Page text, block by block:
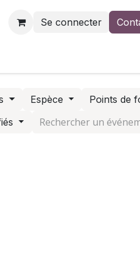
Se connecter
Espèce
Points de